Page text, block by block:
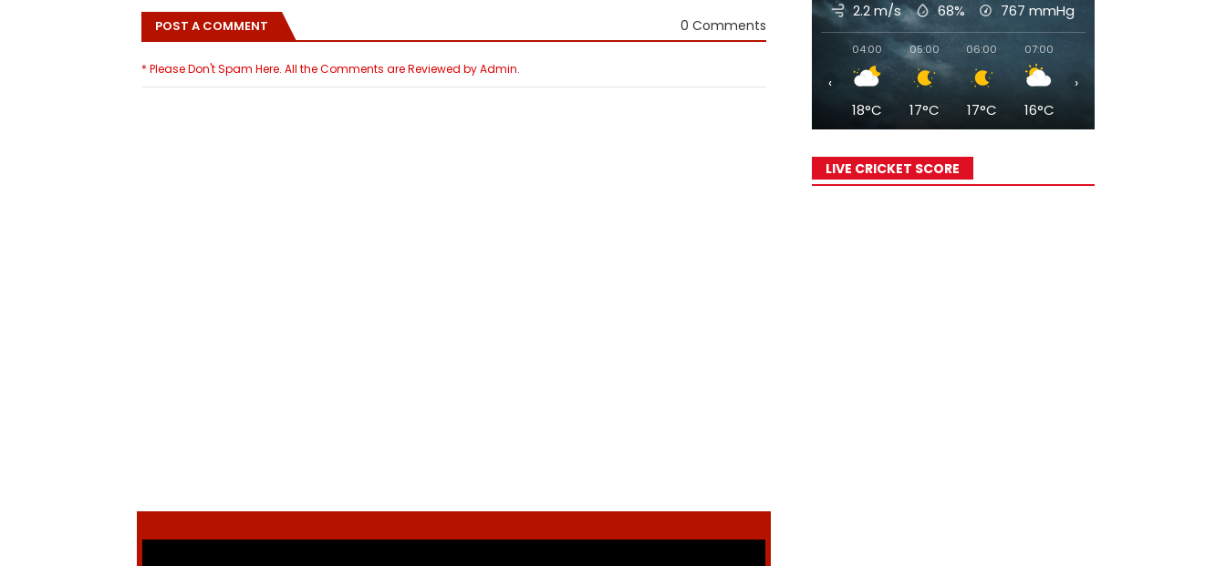
POST A COMMENT 0 Comments
* Please Don't Spam Here. All the Comments are Reviewed by Admin.
2.2 m/s 68% 767mmHg
04:00
18°C
05:00
17°C
06:00
17°C
07:00
16°C
‹ ›
LIVE CRICKET SCORE